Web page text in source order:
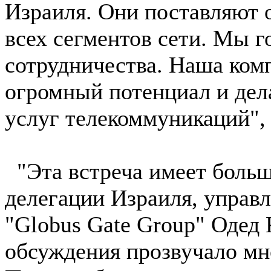
Израиля. Они поставляют
всех сегментов сети. Мы
сотрудничества. Наша
огромный потенциал и
услуг
"Эта встреча имеет
делегации Израиля,
"Globus Gate Group" Одед
обсуждения прозвучало